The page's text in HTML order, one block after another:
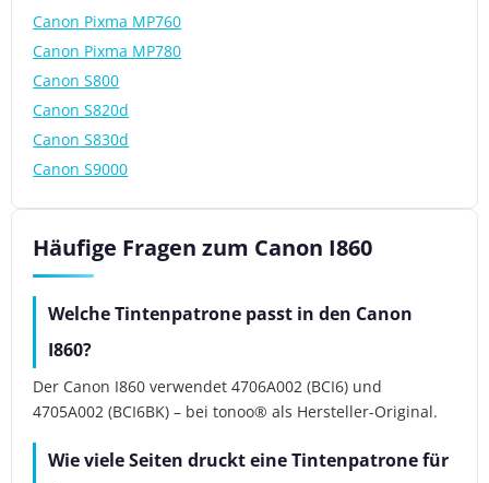
Canon Pixma MP760
Canon Pixma MP780
Canon S800
Canon S820d
Canon S830d
Canon S9000
Häufige Fragen zum Canon I860
Welche Tintenpatrone passt in den Canon
I860?
Der Canon I860 verwendet 4706A002 (BCI6) und
4705A002 (BCI6BK) – bei tonoo® als Hersteller-Original.
Wie viele Seiten druckt eine Tintenpatrone für